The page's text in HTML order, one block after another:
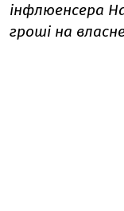
інфлюенсера
гроші на